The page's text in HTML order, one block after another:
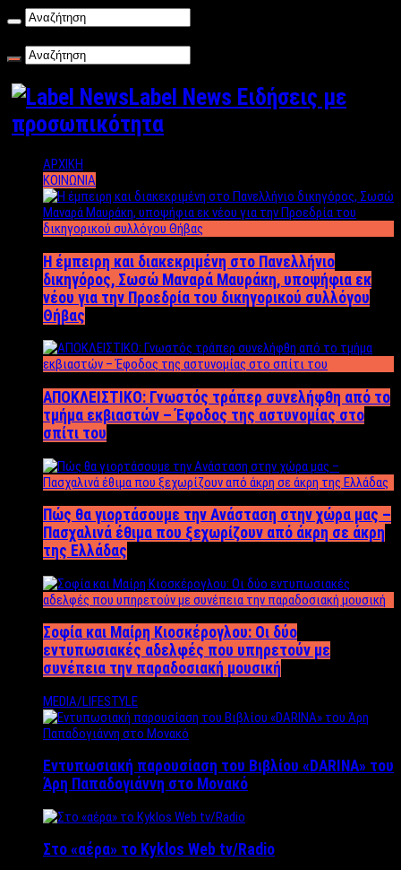
Label News Ειδήσεις με
προσωπικότητα
ΑΡΧΙΚΗ
ΚΟΙΝΩΝΙΑ
Η έμπειρη και διακεκριμένη στο Πανελλήνιο
δικηγόρος, Σωσώ Μαναρά Μαυράκη, υποψήφια εκ
νέου για την Προεδρία του δικηγορικού συλλόγου
Θήβας
ΑΠΟΚΛΕΙΣΤΙΚΟ: Γνωστός τράπερ συνελήφθη από το
τμήμα εκβιαστών – Έφοδος της αστυνομίας στο
σπίτι του
Πώς θα γιορτάσουμε την Ανάσταση στην χώρα μας –
Πασχαλινά έθιμα που ξεχωρίζουν από άκρη σε άκρη
της Ελλάδας
Σοφία και Μαίρη Κιοσκέρογλου: Οι δύο
εντυπωσιακές αδελφές που υπηρετούν με
συνέπεια την παραδοσιακή μουσική
MEDIA/LIFESTYLE
Εντυπωσιακή παρουσίαση του Βιβλίου «DARINA» του
Άρη Παπαδογιάννη στο Μονακό
Στο «αέρα» το Kyklos Web tv/Radio